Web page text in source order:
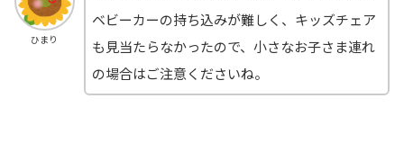
ひまり
ベビーカーの持ち込みが難しく、キッズチェア
も見当たらなかったので、小さなお子さま連れ
の場合はご注意くださいね。